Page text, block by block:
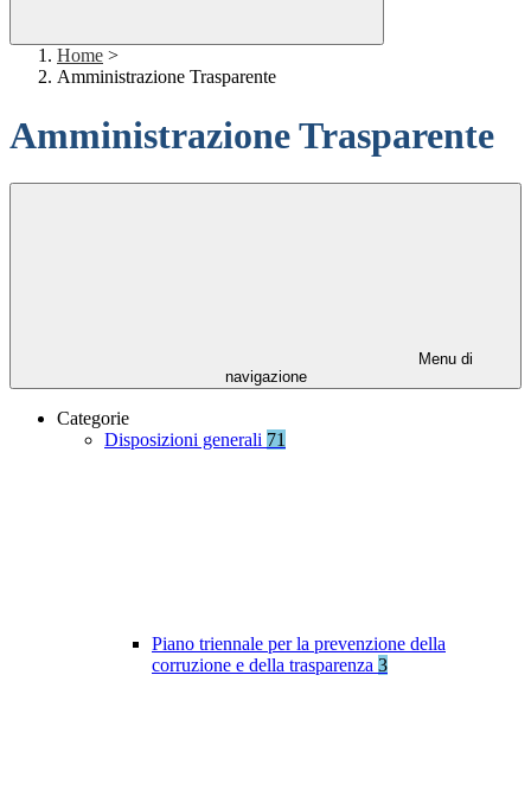
Home >
Amministrazione Trasparente
Amministrazione Trasparente
Menu di
navigazione
Categorie
Disposizioni generali 71
Piano triennale per la prevenzione della
corruzione e della trasparenza 3